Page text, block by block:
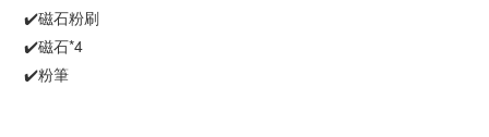
✔️磁石粉刷
✔️磁石*4
✔️粉筆